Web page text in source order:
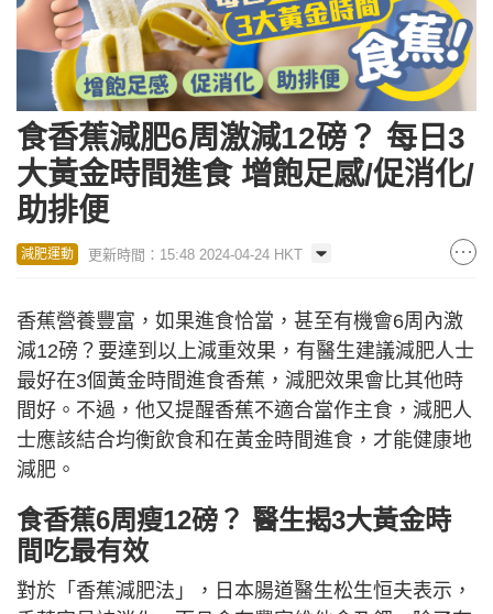
食香蕉減肥6周激減12磅？ 每日3
大黃金時間進食 增飽足感/促消化/
助排便
減肥運動 更新時間：15:48 2024-04-24 HKT
香蕉營養豐富，如果進食恰當，甚至有機會6周內激
減12磅？要達到以上減重效果，有醫生建議減肥人士
最好在3個黃金時間進食香蕉，減肥效果會比其他時
間好。不過，他又提醒香蕉不適合當作主食，減肥人
士應該結合均衡飲食和在黃金時間進食，才能健康地
減肥。
食香蕉6周瘦12磅？ 醫生揭3大黃金時
間吃最有效
對於「香蕉減肥法」，日本腸道醫生松生恒夫表示，